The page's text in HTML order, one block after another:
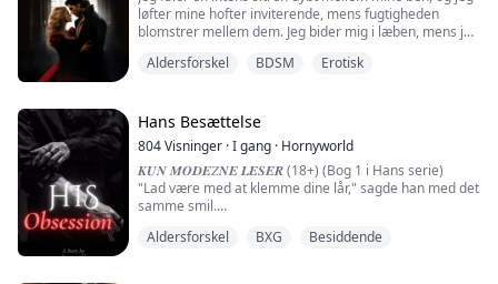
løfter mine hofter inviterende, mens fugtigheden
blomstrer mellem dem. Jeg bider mig i læben, mens jeg
i min varme våde fisse, udforskende de stramme
strømmer gennem mig, en bølg...
Aldersforskel BDSM Erotisk
Hans Besættelse
804Visninger ·I gang · Hornyworld
𝑲𝑼𝑵 𝑴𝑶𝑫𝑬𝑍𝑵𝑬 𝑳𝑬𝑺𝑬𝑹 (18+) (Bog 1 i Hans serie)
"Lad være med at klemme dine lår," sagde han med det
samme smil.
"Så det betyder, at du ikke er våd, ikke?" spurgte han
Aldersforskel BXG Besiddende